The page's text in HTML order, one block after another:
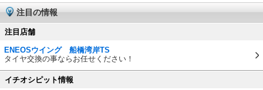
注目の情報
注目店舗
ENEOSウイング 船橋湾岸TS
タイヤ交換の事ならお任せください！
イチオシピット情報